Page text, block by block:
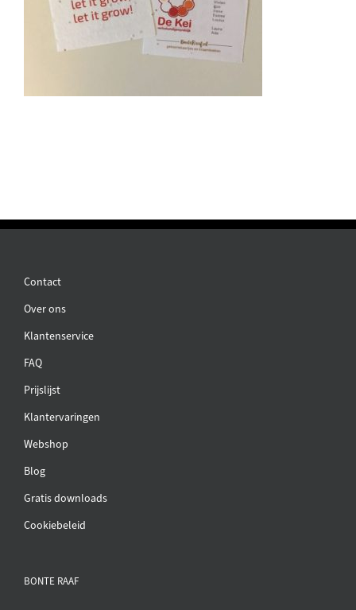
Contact
Over ons
Klantenservice
FAQ
Prijslijst
Klantervaringen
Webshop
Blog
Gratis downloads
Cookiebeleid
BONTE RAAF